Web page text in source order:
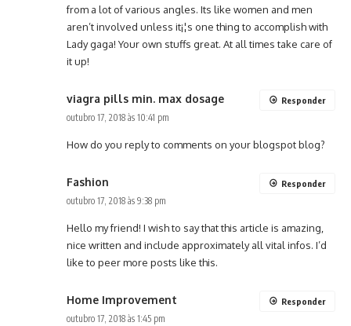
from a lot of various angles. Its like women and men
aren’t involved unless it¡¦s one thing to accomplish with
Lady gaga! Your own stuffs great. At all times take care of
it up!
viagra pills min. max dosage
outubro 17, 2018 às 10:41 pm
How do you reply to comments on your blogspot blog?
Responder
Fashion
outubro 17, 2018 às 9:38 pm
Hello my friend! I wish to say that this article is amazing,
nice written and include approximately all vital infos. I’d
like to peer more posts like this.
Responder
Home Improvement
outubro 17, 2018 às 1:45 pm
Responder